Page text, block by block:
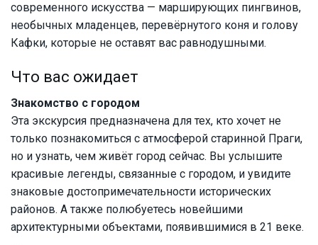
современного искусства — марширующих пингвинов,
необычных младенцев, перевёрнутого коня и голову
Кафки, которые не оставят вас равнодушными.
Что вас ожидает
Знакомство с городом
Эта экскурсия предназначена для тех, кто хочет не
только познакомиться с атмосферой старинной Праги,
но и узнать, чем живёт город сейчас. Вы услышите
красивые легенды, связанные с городом, и увидите
знаковые достопримечательности исторических
районов. А также полюбуетесь новейшими
архитектурными объектами, появившимися в 21 веке.